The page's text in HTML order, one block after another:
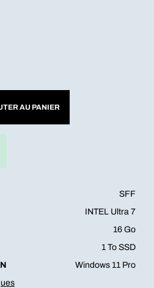
AU PANIER
SFF
INTEL Ultra 7
16 Go
1 To SSD
Windows 11 Pro